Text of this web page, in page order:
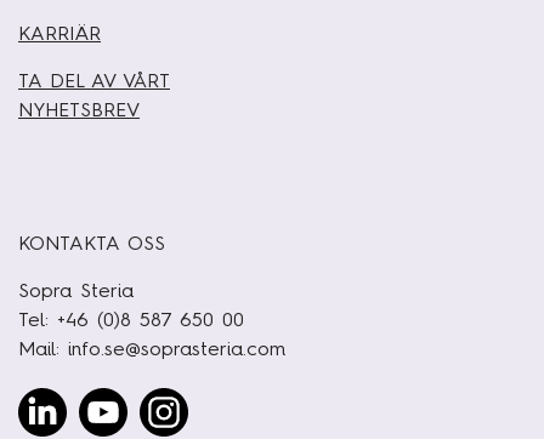
KARRIÄR
TA DEL AV VÅRT
NYHETSBREV
KONTAKTA OSS
Sopra Steria
Tel: +46 (0)8 587 650 00
Mail: info.se@soprasteria.com
Linked
In
YoutubeInstagram